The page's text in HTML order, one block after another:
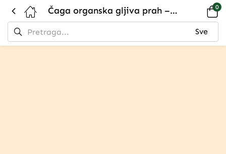
Čaga organska gljiva prah – Moćni antioksidans za imunitet 0